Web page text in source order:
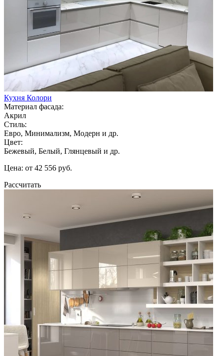
Кухня Колори
Материал фасада:
Акрил
Стиль:
Евро, Минимализм, Модерн и др.
Цвет:
Бежевый, Белый, Глянцевый и др.
Цена: от 42 556 руб.
Рассчитать